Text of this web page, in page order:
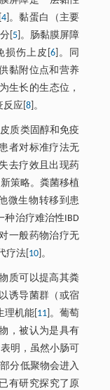
4]。黏蛋白（主要
[ 5]。肠黏膜屏障
损伤上皮[6 ]。同
黏附位点和营养
生长的生态位，
应[ 8]。
质类固醇和免疫
者对标准疗法无
去疗效且出现药
策略。粪菌移植
微生物转移到患
种治疗难治性IBD
一般药物治疗无
疗法[ 10]。
质可以提高其粪
诱导菌群（或宿
理机能[ 11 ]。葡萄
，被认为是具有
明，虽然小肠可
分低聚物会进入
已有研究探究了原